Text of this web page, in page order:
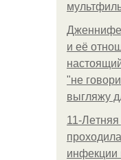
и её
"не
выгляжу
11-
инфeкции